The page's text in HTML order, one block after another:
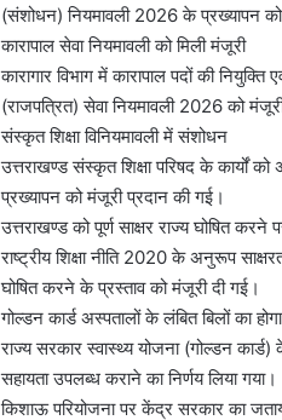
(संशोधन) नियमावली 2026 के प्रख्यापन को
कारापाल सेवा नियमावली को मिली मंजूरी
कारागार विभाग में कारापाल पदों की
(राजपत्रित) सेवा नियमावली 2026 को
संस्कृत शिक्षा विनियमावली में संशोधन
उत्तराखण्ड संस्कृत शिक्षा परिषद के कार्यों
प्रख्यापन को मंजूरी प्रदान की गई।
उत्तराखण्ड को पूर्ण साक्षर राज्य घोषित करने
राष्ट्रीय शिक्षा नीति 2020 के अनुरूप
घोषित करने के प्रस्ताव को मंजूरी दी गई।
गोल्डन कार्ड अस्पतालों के लंबित बिलों का
राज्य सरकार स्वास्थ्य योजना (गोल्डन कार्ड)
सहायता उपलब्ध कराने का निर्णय लिया गया।
किशाऊ परियोजना पर केंद्र सरकार का